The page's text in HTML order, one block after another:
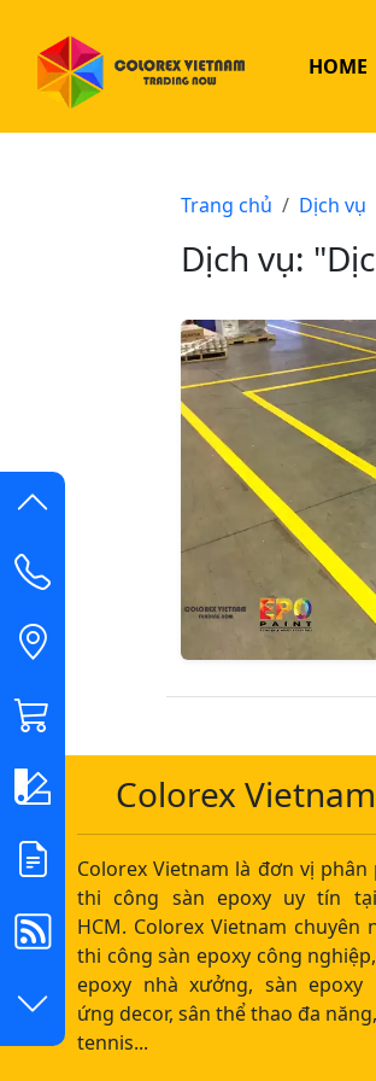
HOME
Trang chủ Dịch vụ
Dịch vụ:
Colorex Vietnam
Colorex Vietnam là đơn vị phân
thi công sàn epoxy uy tín tại
HCM. Colorex Vietnam chuyên
thi công sàn epoxy công
epoxy nhà xưởng, sàn epoxy
ứng decor, sân thể thao đa
tennis...